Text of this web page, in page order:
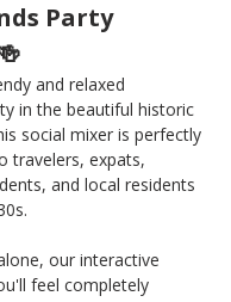
Party
and relaxed
in the beautiful historic
social mixer is perfectly
travelers, expats,
and local residents
our interactive
feel completely